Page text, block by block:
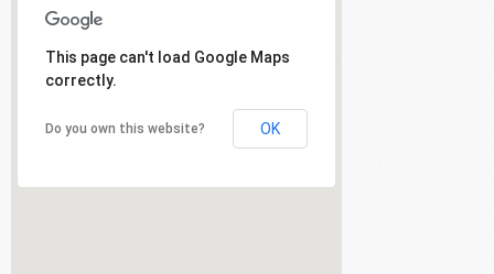
This page can't load Google Maps
correctly.
Do you own this website? OK